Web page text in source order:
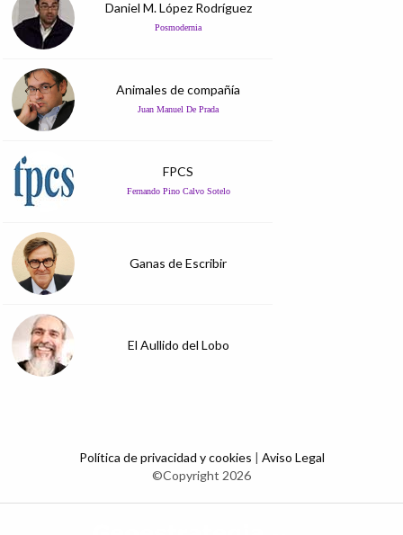
Daniel M. López Rodríguez
Posmodernia
Animales de compañía
Juan Manuel De Prada
FPCS
Fernando Pino Calvo Sotelo
Ganas de Escribir
El Aullido del Lobo
Política de privacidad y cookies | Aviso Legal
©Copyright 2026